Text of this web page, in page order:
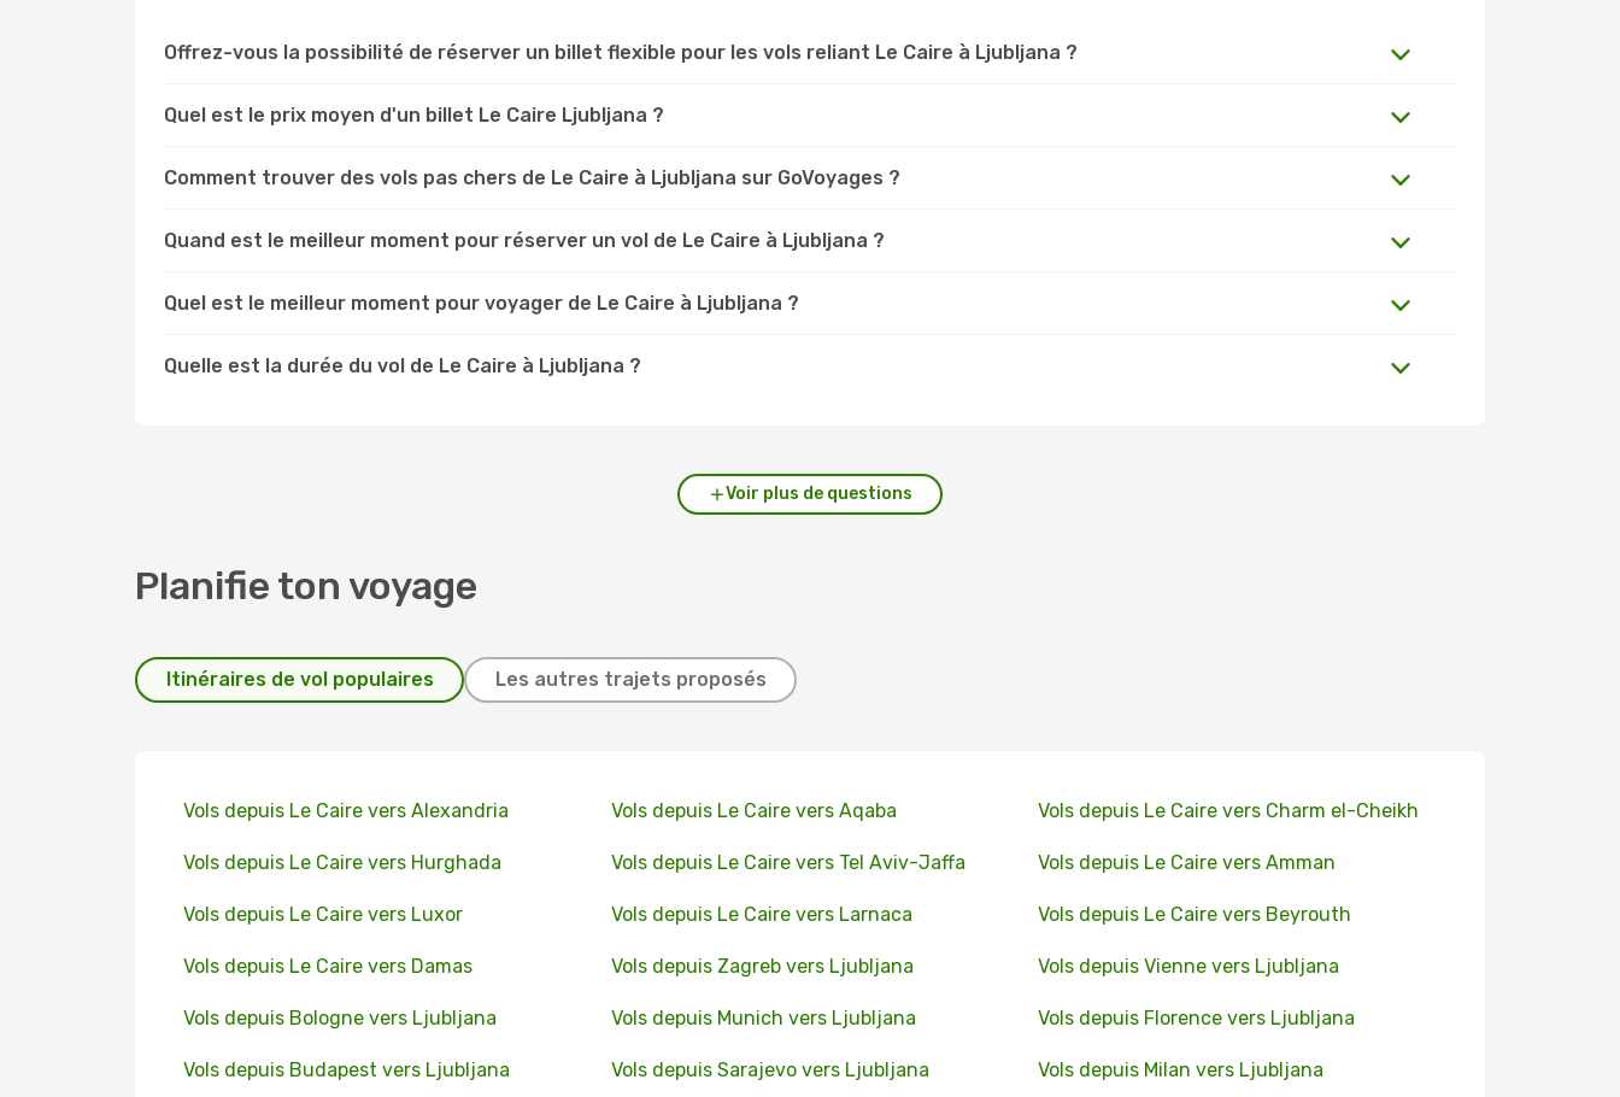
Offrez-vous la possibilité de réserver un billet flexible pour les vols reliant Le Caire à Ljubljana ?
Quel est le prix moyen d'un billet Le Caire Ljubljana ?
Comment trouver des vols pas chers de Le Caire à Ljubljana sur GoVoyages ?
Quand est le meilleur moment pour réserver un vol de Le Caire à Ljubljana ?
Quel est le meilleur moment pour voyager de Le Caire à Ljubljana ?
Quelle est la durée du vol de Le Caire à Ljubljana ?
Voir plus de questions
Planifie ton voyage
Itinéraires de vol populaires Les autres trajets proposés
Vols depuis Le Caire vers Alexandria Vols depuis Le Caire vers Aqaba Vols depuis Le Caire vers Charm el-Cheikh
Vols depuis Le Caire vers Hurghada Vols depuis Le Caire vers Tel Aviv-Jaffa Vols depuis Le Caire vers Amman
Vols depuis Le Caire vers Luxor Vols depuis Le Caire vers Larnaca Vols depuis Le Caire vers Beyrouth
Vols depuis Le Caire vers Damas Vols depuis Zagreb vers Ljubljana Vols depuis Vienne vers Ljubljana
Vols depuis Bologne vers Ljubljana Vols depuis Munich vers Ljubljana Vols depuis Florence vers Ljubljana
Vols depuis Budapest vers Ljubljana Vols depuis Sarajevo vers Ljubljana Vols depuis Milan vers Ljubljana